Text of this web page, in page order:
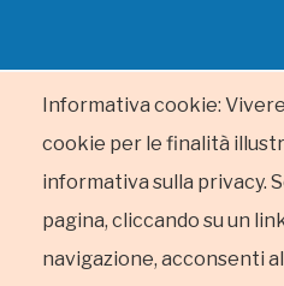
Informativa cookie:
cookie per le finalità
informativa sulla privacy.
pagina, cliccando su un
navigazione, acconsenti